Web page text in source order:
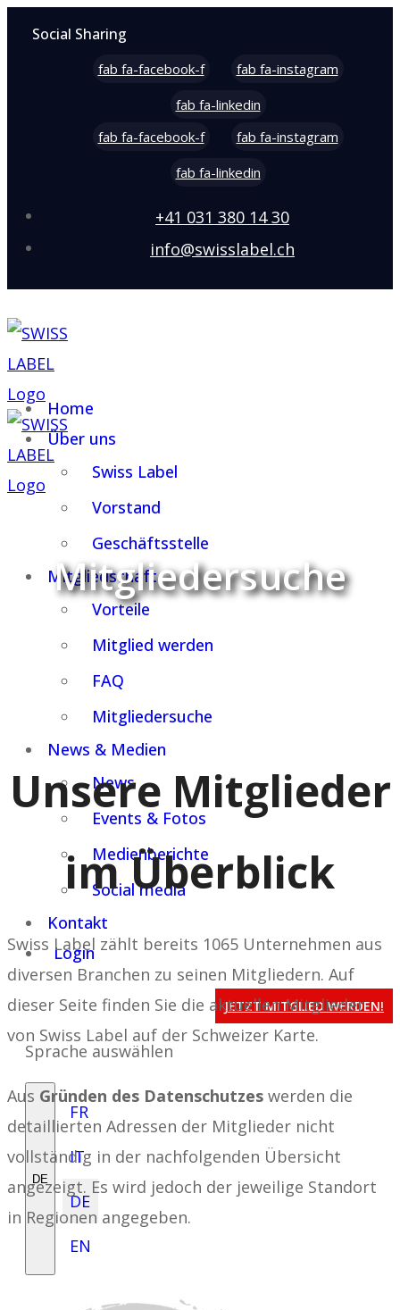
Social Sharing
fab fa-facebook-f
fab fa-instagram
fab fa-linkedin
fab fa-facebook-f
fab fa-instagram
fab fa-linkedin
+41 031 380 14 30
info@swisslabel.ch
Home
Über uns
Swiss Label
Vorstand
Geschäftsstelle
Mitgliedschaft
Vorteile
Mitglied werden
FAQ
Mitgliedersuche
News & Medien
News
Events & Fotos
Medienberichte
Social media
Kontakt
Login
JETZT MITGLIED WERDEN!
Sprache auswählen
DE
FR
IT
DE
EN
Mitgliedersuche
Unsere Mitglieder
im Überblick
Swiss Label zählt bereits 1065 Unternehmen aus
diversen Branchen zu seinen Mitgliedern. Auf
dieser Seite finden Sie die aktuellen Mitglieder
von Swiss Label auf der Schweizer Karte.
Aus Gründen des Datenschutzes werden die
detaillierten Adressen der Mitglieder nicht
vollständig in der nachfolgenden Übersicht
angezeigt. Es wird jedoch der jeweilige Standort
in Regionen angegeben.